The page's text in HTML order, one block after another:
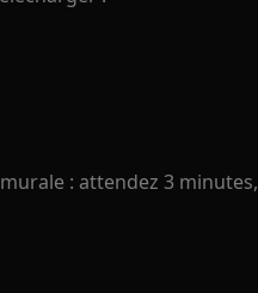
: attendez 3 minutes,